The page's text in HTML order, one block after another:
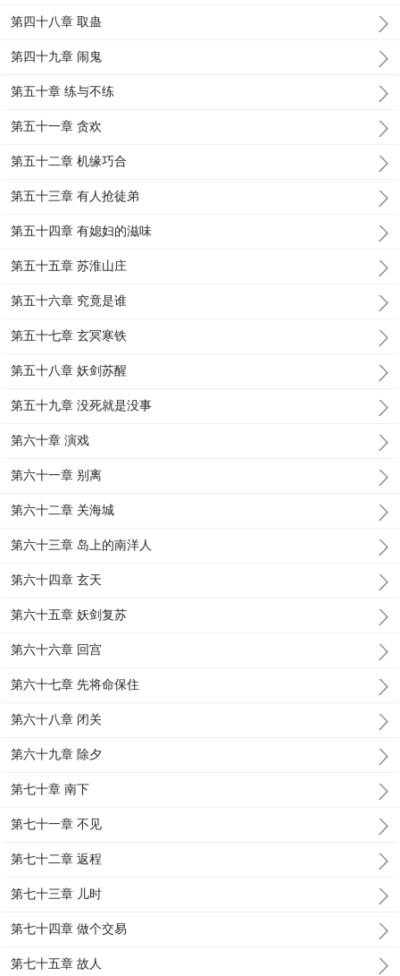
第四十八章 取蛊
第四十九章 闹鬼
第五十章 练与不练
第五十一章 贪欢
第五十二章 机缘巧合
第五十三章 有人抢徒弟
第五十四章 有媳妇的滋味
第五十五章 苏淮山庄
第五十六章 究竟是谁
第五十七章 玄冥寒铁
第五十八章 妖剑苏醒
第五十九章 没死就是没事
第六十章 演戏
第六十一章 别离
第六十二章 关海城
第六十三章 岛上的南洋人
第六十四章 玄天
第六十五章 妖剑复苏
第六十六章 回宫
第六十七章 先将命保住
第六十八章 闭关
第六十九章 除夕
第七十章 南下
第七十一章 不见
第七十二章 返程
第七十三章 儿时
第七十四章 做个交易
第七十五章 故人